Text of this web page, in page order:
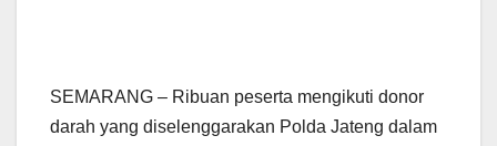
SEMARANG – Ribuan peserta mengikuti donor
darah yang diselenggarakan Polda Jateng dalam